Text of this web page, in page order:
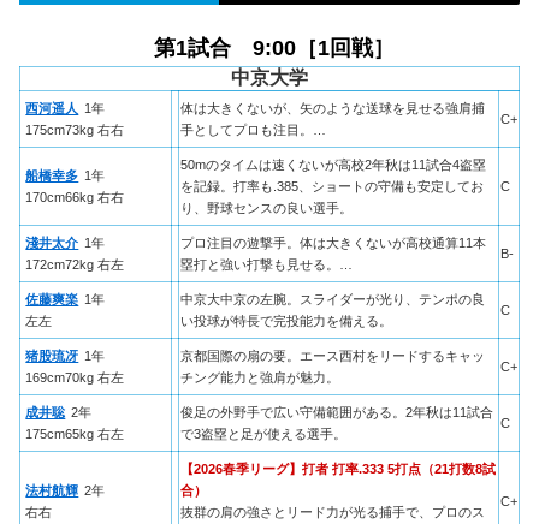
第1試合 9:00［1回戦］
中京大学
西河遥人
1年
175cm73kg 右右
体は大きくないが、矢のような送球を見せる強肩捕
手としてプロも注目。…
C+
船橋幸多 1年
170cm66kg 右右
50mのタイムは速くないが高校2年秋は11試合4盗塁
を記録。打率も.385、ショートの守備も安定してお
り、野球センスの良い選手。
C
淺井太介 1年
172cm72kg 右左
プロ注目の遊撃手。体は大きくないが高校通算11本
塁打と強い打撃も見せる。…
B-
佐藤爽楽 1年
左左
中京大中京の左腕。スライダーが光り、テンポの良
い投球が特長で完投能力を備える。
C
猪股琉冴 1年
169cm70kg 右左
京都国際の扇の要。エース西村をリードするキャッ
チング能力と強肩が魅力。
C+
成井聡 2年
175cm65kg 右左
俊足の外野手で広い守備範囲がある。2年秋は11試合
で3盗塁と足が使える選手。
C
法村航輝 2年
右右
【2026春季リーグ】打者 打率.333 5打点（21打数8試
合）
抜群の肩の強さとリード力が光る捕手で、プロのス
C+